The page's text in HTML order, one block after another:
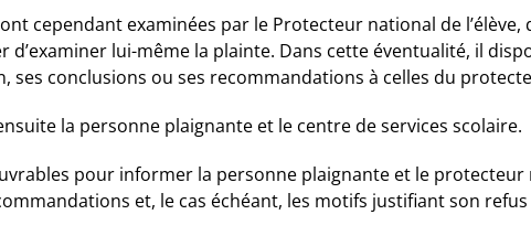
cependant examinées par le Protecteur national de l’élève,
lui-même la plainte. Dans cette éventualité, il
ses conclusions ou ses recommandations à celles du
la personne plaignante et le centre de services scolaire.
pour informer la personne plaignante et le protecteur
et, le cas échéant, les motifs justifiant son refus